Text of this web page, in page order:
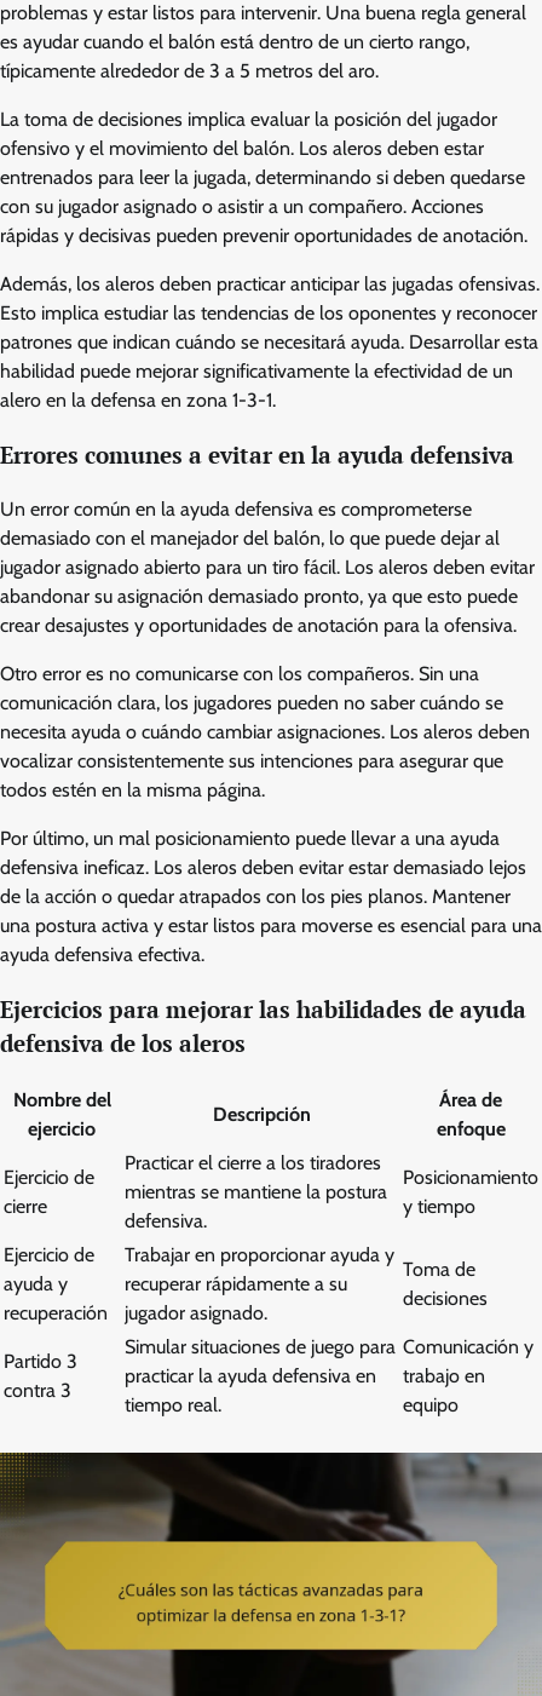
problemas y estar listos para intervenir. Una buena regla general
es ayudar cuando el balón está dentro de un cierto rango,
típicamente alrededor de 3 a 5 metros del aro.
La toma de decisiones implica evaluar la posición del jugador
ofensivo y el movimiento del balón. Los aleros deben estar
entrenados para leer la jugada, determinando si deben quedarse
con su jugador asignado o asistir a un compañero. Acciones
rápidas y decisivas pueden prevenir oportunidades de anotación.
Además, los aleros deben practicar anticipar las jugadas ofensivas.
Esto implica estudiar las tendencias de los oponentes y reconocer
patrones que indican cuándo se necesitará ayuda. Desarrollar esta
habilidad puede mejorar significativamente la efectividad de un
alero en la defensa en zona 1-3-1.
Errores comunes a evitar en la ayuda defensiva
Un error común en la ayuda defensiva es comprometerse
demasiado con el manejador del balón, lo que puede dejar al
jugador asignado abierto para un tiro fácil. Los aleros deben evitar
abandonar su asignación demasiado pronto, ya que esto puede
crear desajustes y oportunidades de anotación para la ofensiva.
Otro error es no comunicarse con los compañeros. Sin una
comunicación clara, los jugadores pueden no saber cuándo se
necesita ayuda o cuándo cambiar asignaciones. Los aleros deben
vocalizar consistentemente sus intenciones para asegurar que
todos estén en la misma página.
Por último, un mal posicionamiento puede llevar a una ayuda
defensiva ineficaz. Los aleros deben evitar estar demasiado lejos
de la acción o quedar atrapados con los pies planos. Mantener
una postura activa y estar listos para moverse es esencial para una
ayuda defensiva efectiva.
Ejercicios para mejorar las habilidades de ayuda
defensiva de los aleros
Nombre del
ejercicio
Descripción
Área de
enfoque
Ejercicio de
cierre
Practicar el cierre a los tiradores
mientras se mantiene la postura
defensiva.
Posicionamiento
y tiempo
Ejercicio de
ayuda y
recuperación
Trabajar en proporcionar ayuda y
recuperar rápidamente a su
jugador asignado.
Toma de
decisiones
Partido 3
contra 3
Simular situaciones de juego para
practicar la ayuda defensiva en
tiempo real.
Comunicación y
trabajo en
equipo